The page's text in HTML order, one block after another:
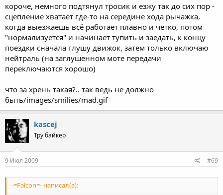
короче, немного подтянул тросик и езжу так до сих пор -
сцепление хватает где-то на середине хода рычажка,
когда выезжаешь всё работает плавно и четко, потом
"нормализуется" и начинает тупить и заедать, к концу
поездки сначала глушу движок, затем только включаю
нейтраль (на заглушенном моте передачи
переключаются хорошо)
что за хрень такая?.. так ведь не должно
быть/images/smilies/mad.gif
kascej
Тру байкер
9 Июл 2009 #69
-=Falcon=- написал(а):